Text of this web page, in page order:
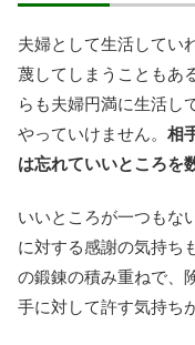
夫婦として生活してい
蔑してしまうこともあ
らも夫婦円満に生活し
やっていけません。 相
は忘れていいところを
いいところが一つもな
に対する感謝の気持ち
の鍛錬の積み重ねで、
手に対して許す気持ち